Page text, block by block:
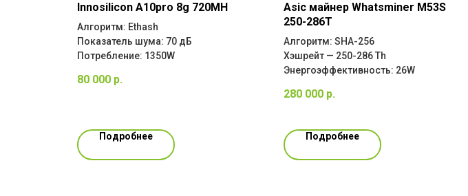
Innosilicon A10pro 8g 720MH
Алгоритм: Ethash
Показатель шума: 70 дБ
Потребление: 1350W
80 000 р.
Подробнее
Asic майнер Whatsminer M53S
250-286T
Алгоритм: SHA-256
Хэшрейт — 250-286 Th
Энергоэффективность: 26W
280 000 р.
Подробнее